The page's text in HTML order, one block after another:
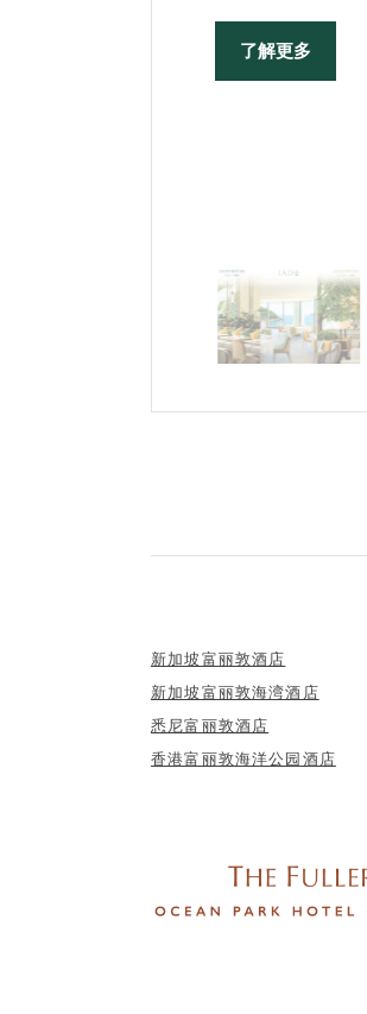
了解更多
新加坡富丽敦酒店
新加坡富丽敦海湾酒店
悉尼富丽敦酒店
香港富丽敦海洋公园酒店